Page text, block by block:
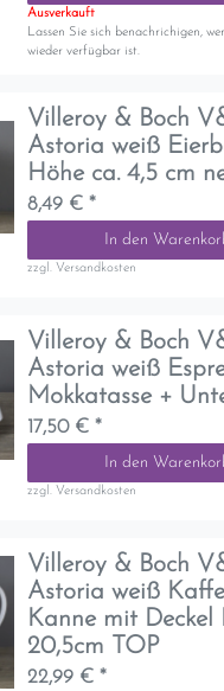
Ausverkauft
Lassen Sie sich benachrichigen,
wieder verfügbar ist.
Villeroy & Boch
Astoria weiß
Höhe ca. 4,5 cm
8,49 € *
In den
zzgl. Versandkosten
Villeroy & Boch
Astoria weiß
Mokkatasse +
17,50 € *
In den
zzgl. Versandkosten
Villeroy & Boch
Astoria weiß
Kanne mit Deckel
20,5cm TOP
22,99 € *